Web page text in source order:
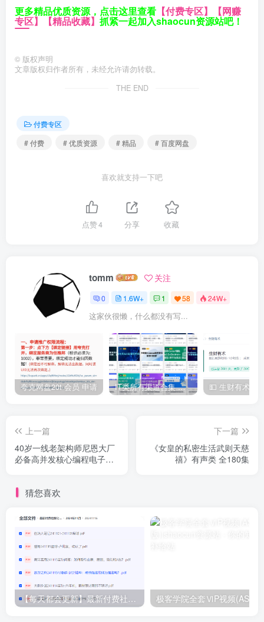
更多精品优质资源，点击这里查看 【付费专区】 【网赚
专区】 【精品收藏】 抓紧一起加入shaocun资源站吧！
© 版权声明
文章版权归作者所有，未经允许请勿转载。
THE END
付费专区
# 付费
# 优质资源 # 精品 # 百度网盘
喜欢就支持一下吧
点赞4 分享 收藏
tomm 关注
0 1.6W+ 1 58 24W+
这家伙很懒，什么都没有写...
夸克网盘20t 会员 申请 IT类所有渠道合集 持续日更，目前近四千多条资源 年费用户微信私信获取权限
上一篇
40岁一线老架构师尼恩大厂
必备高并发核心编程电子书
下一篇
《女皇的私密生活武则天慈
禧》有声类 全180集
猜您喜欢
【每天都会更新】最新付费社群公众号文章 极客学院全套ⅥP视频(AS版)